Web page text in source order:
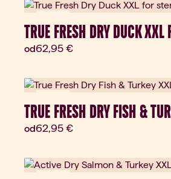
TRUE FRESH DRY DUCK
odAktuálna cena:
62,95 €
TRUE FRESH DRY FISH &
odAktuálna cena:
62,95 €